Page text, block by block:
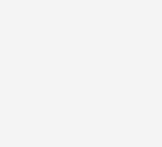
Die
und liegt damit unter